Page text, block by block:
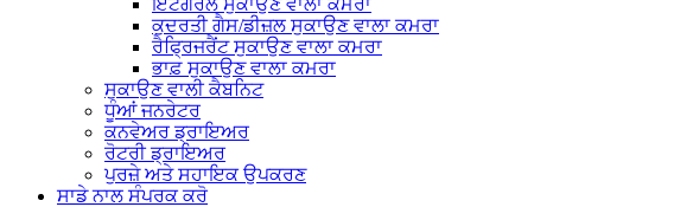
ਕੁਦਰਤੀ ਗੈਸ/ਡੀਜ਼ਲ ਸੁਕਾਉਣ ਵਾਲਾ ਕਮਰਾ
ਰੈਫ੍ਰਿਜਰੈਂਟ ਸੁਕਾਉਣ ਵਾਲਾ ਕਮਰਾ
ਭਾਫ਼ ਸੁਕਾਉਣ ਵਾਲਾ ਕਮਰਾ
ਸੁਕਾਉਣ ਵਾਲੀ ਕੈਬਨਿਟ
ਧੂੰਆਂ ਜਨਰੇਟਰ
ਕਨਵੇਅਰ ਡ੍ਰਾਇਅਰ
ਰੋਟਰੀ ਡ੍ਰਾਇਅਰ
ਪੁਰਜ਼ੇ ਅਤੇ ਸਹਾਇਕ ਉਪਕਰਣ
ਸਾਡੇ ਨਾਲ ਸੰਪਰਕ ਕਰੋ